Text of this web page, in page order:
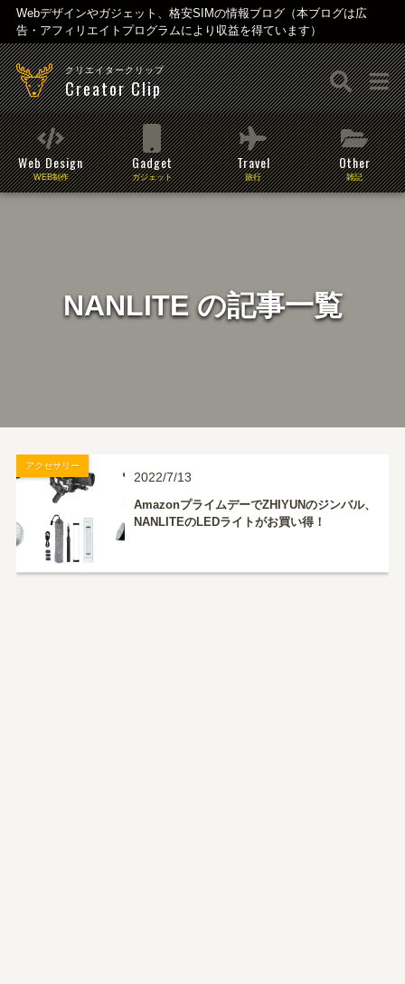
Webデザインやガジェット、格安SIMの情報ブログ（本ブログは広
告・アフィリエイトプログラムにより収益を得ています）
クリエイタークリップ
Creator Clip
Web Design
WEB制作
Gadget
ガジェット
Travel
旅行
Other
雑記
NANLITE の記事一覧
アクセサリー
2022/7/13
AmazonプライムデーでZHIYUNのジンバル、
NANLITEのLEDライトがお買い得！